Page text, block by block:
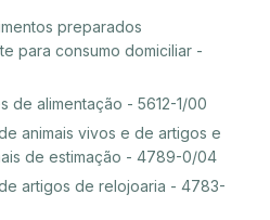
preparados
para consumo domiciliar -
de alimentação - 5612-1/00
animais vivos e de artigos e
de estimação - 4789-0/04
artigos de relojoaria - 4783-